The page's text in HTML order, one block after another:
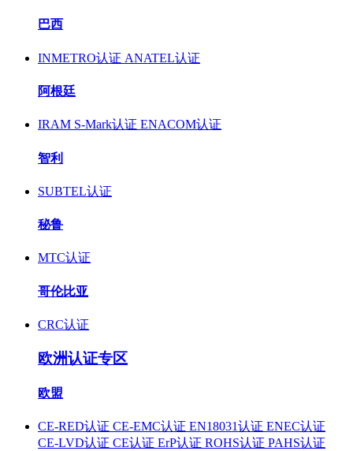
巴西
INMETRO认证 ANATEL认证
阿根廷
IRAM S-Mark认证 ENACOM认证
智利
SUBTEL认证
秘鲁
MTC认证
哥伦比亚
CRC认证
欧洲认证专区
欧盟
CE-RED认证 CE-EMC认证 EN18031认证 ENEC认证
CE-LVD认证 CE认证 ErP认证 ROHS认证 PAHS认证